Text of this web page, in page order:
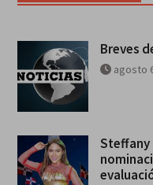
Breves
agosto
Steffany